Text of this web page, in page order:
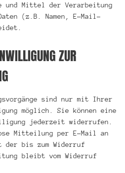
und Mittel der Verarbeitung
(z.B. Namen, E-Mail-
ZUR
sind nur mit Ihrer
möglich. Sie können eine
jederzeit widerrufen.
Mitteilung per E-Mail an
der bis zum Widerruf
bleibt vom Widerruf